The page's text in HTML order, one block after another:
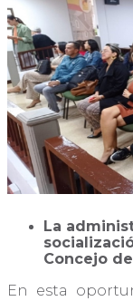
La
Concejo
En esta